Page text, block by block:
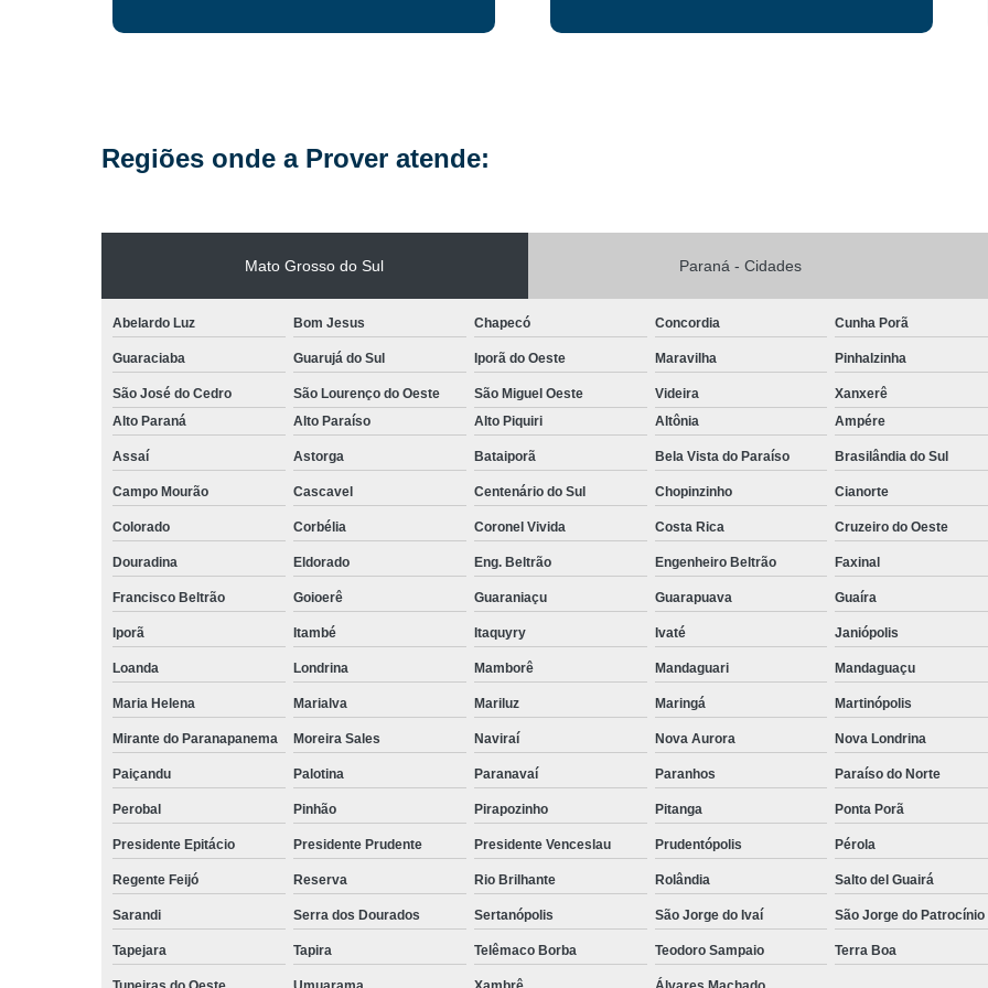
Reabilitação para
Reabilitação para Usuários de
Reabilitação
Reabilitação para
Reabilitação
Reabilitação para
Reabilitação para
Reabilitação
Reabilitação para
Reabilitação para Viciados em
Tratamento da Dependência
Tratamento de Dependência
Tratamento para
Tratamento para
Tratamento para Dependentes de
Tratamento para Drogas
Tratamento
Tratamento contra
Regiões onde a Prover atende:
Mato Grosso do Sul Paraná - Cidades
Abelardo Luz Bom Jesus Chapecó Concordia Cunha Porã
Guaraciaba Guarujá do Sul Iporã do Oeste Maravilha Pinhalzinha
São José do Cedro São Lourenço do Oeste São Miguel Oeste Videira
Xanxerê
Alto Paraná
Alto Paraíso Alto Piquiri Altônia Ampére
Assaí Astorga Bataiporã Bela Vista do Paraíso Brasilândia do Sul
Campo Mourão Cascavel Centenário do Sul Chopinzinho Cianorte
Colorado Corbélia Coronel Vivida Costa Rica Cruzeiro do Oeste
Douradina Eldorado Eng. Beltrão Engenheiro Beltrão Faxinal
Francisco Beltrão Goioerê Guaraniaçu Guarapuava Guaíra
Iporã Itambé Itaquyry Ivaté Janiópolis
Loanda Londrina Mamborê Mandaguari Mandaguaçu
Maria Helena Marialva Mariluz Maringá Martinópolis
Mirante do Paranapanema Moreira Sales Naviraí Nova Aurora Nova Londrina
Paiçandu Palotina Paranavaí Paranhos Paraíso do Norte
Perobal Pinhão Pirapozinho Pitanga Ponta Porã
Presidente Epitácio Presidente Prudente Presidente Venceslau Prudentópolis Pérola
Regente Feijó Reserva Rio Brilhante Rolândia Salto del Guairá
Sarandi Serra dos Dourados Sertanópolis São Jorge do Ivaí São Jorge do Patrocínio
Tapejara Tapira Telêmaco Borba Teodoro Sampaio Terra Boa